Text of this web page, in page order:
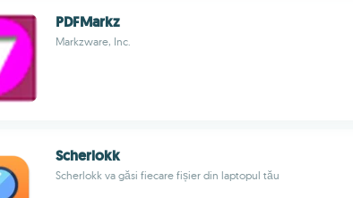
PDFMarkz
Markzware, Inc.
Scherlokk
Scherlokk va găsi fiecare fișier din laptopul tău